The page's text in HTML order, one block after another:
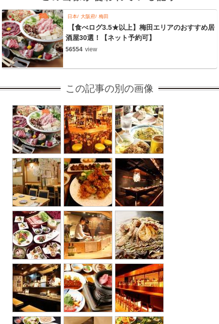
日本 大阪府 梅田
【食べログ3.5★以上】梅田エリアのおすすめ居
酒屋30選！【ネット予約可】
56554 view
この記事の別の画像